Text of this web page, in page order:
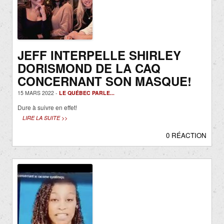
JEFF INTERPELLE SHIRLEY
DORISMOND DE LA CAQ
CONCERNANT SON MASQUE!
15 MARS 2022 - LE QUÉBEC PARLE...
Dure à suivre en effet!
LIRE LA SUITE >>
0 RÉACTION